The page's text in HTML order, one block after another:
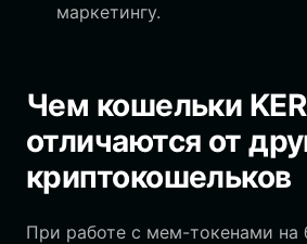
маркетингу.
Чем кошельки
отличаются от
криптокошельков
При работе с мем-токенами на